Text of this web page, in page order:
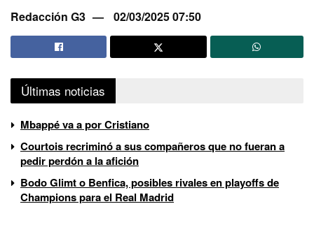
Redacción G3 02/03/2025 07:50
Últimas noticias
Mbappé va a por Cristiano
Courtois recriminó a sus compañeros que no fueran a
pedir perdón a la afición
Bodo Glimt o Benfica, posibles rivales en playoffs de
Champions para el Real Madrid